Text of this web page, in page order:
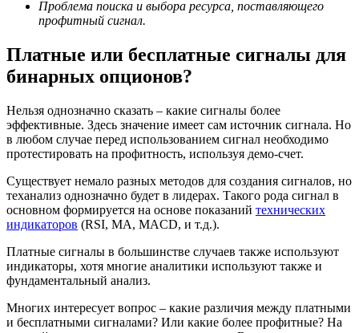
Проблема поиска и выбора ресурса, поставляющего
профитный сигнал.
Платные или бесплатные сигналы для
бинарных опционов?
Нельзя однозначно сказать – какие сигналы более
эффективные. Здесь значение имеет сам источник сигнала. Но
в любом случае перед использованием сигнал необходимо
протестировать на профитность, используя демо-счет.
Существует немало разных методов для создания сигналов, но
теханализ однозначно будет в лидерах. Такого рода сигнал в
основном формируется на основе показаний технических
индикаторов (RSI, MA, MACD, и т.д.).
Платные сигналы в большинстве случаев также используют
индикаторы, хотя многие аналитики используют также и
фундаментальный анализ.
Многих интересует вопрос – какие различия между платными
и бесплатными сигналами? Или какие более профитные? На